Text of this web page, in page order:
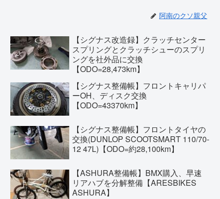
阿南のクソ親父
【シグナス改造録】クラッチセンター
スプリングとクラッチシューのスプリ
ングを社外品に交換
【ODO=28,473km】
【シグナス整備帳】フロントキャリパ
ーOH、ディスク交換
【ODO=43370km】
【シグナス整備帳】フロントタイヤの
交換(DUNLOP SCOOTSMART 110/70-
12 47L)【ODO=約28,100km】
【ASHURA整備帳】BMX購入、早速
リアハブを分解整備【ARESBIKES
ASHURA】